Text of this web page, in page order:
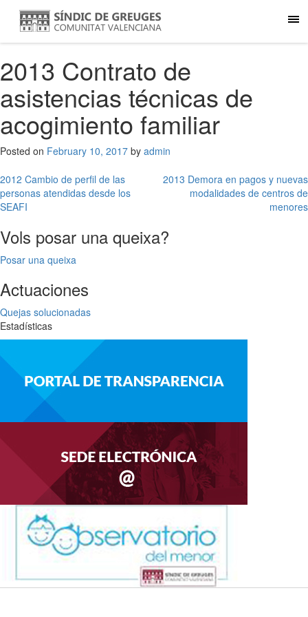
2013 Contrato de
asistencias técnicas de
acogimiento familiar
Posted on February 10, 2017 by admin
Post
navigation
2012 Cambio de perfil de las
personas atendidas desde los
SEAFI
2013 Demora en pagos y nuevas
modalidades de centros de
menores
Vols posar una queixa?
Posar una queixa
Actuaciones
Quejas solucionadas
Estadísticas